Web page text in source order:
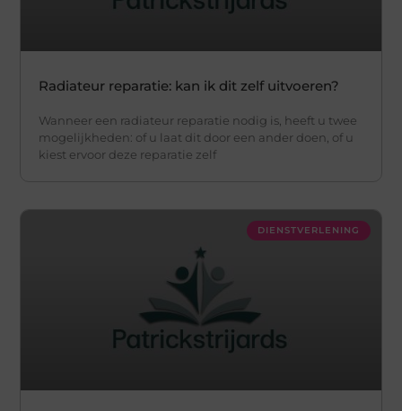
Radiateur reparatie: kan ik dit zelf uitvoeren?
Wanneer een radiateur reparatie nodig is, heeft u twee
mogelijkheden: of u laat dit door een ander doen, of u
kiest ervoor deze reparatie zelf
DIENSTVERLENING